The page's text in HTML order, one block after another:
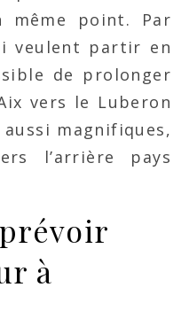
même point. Par
veulent partir en
de prolonger
vers le Luberon
magnifiques,
l’arrière pays
à